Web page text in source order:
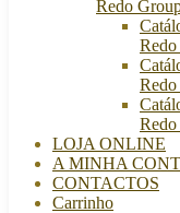
Redo
LOJA ONLINE
A MINHA
CONTACTOS
Carrinho